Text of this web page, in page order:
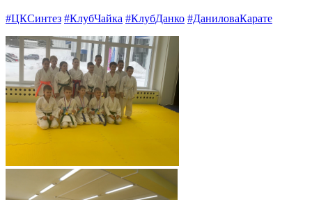
#ЦКСинтез #КлубЧайка #КлубДанко #ДаниловаКарате